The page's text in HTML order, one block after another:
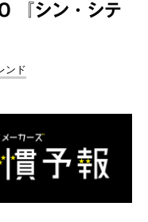
『シン・シテ
ンド